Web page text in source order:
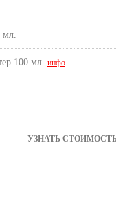
мл.
100 мл. инфо
УЗНАТЬ